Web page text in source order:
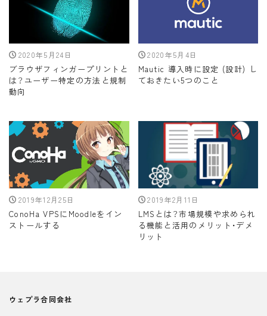
2020年5月24日
ブラウザフィンガープリントと
は？ユーザー特定の方法と規制
動向
2020年5月4日
Mautic 導入時に設定 (設計) し
ておきたい5つのこと
2019年12月25日
ConoHa VPSにMoodleをイン
ストールする
2019年2月11日
LMSとは？市場規模や求められ
る機能と活用のメリット・デメ
リット
ウェプラ合同会社